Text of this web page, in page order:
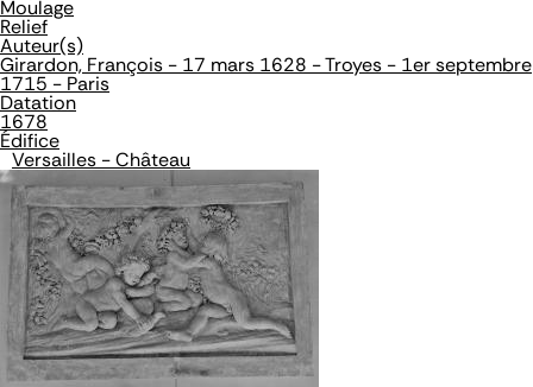
Moulage
Relief
Auteur(s)
Girardon, François - 17 mars 1628 - Troyes - 1er septembre
1715 - Paris
Datation
1678
Édifice
Versailles - Château